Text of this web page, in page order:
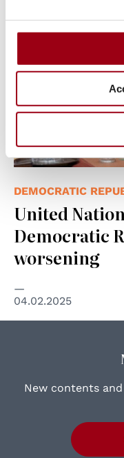
DEMOCRATIC
United
Democratic
worsening
04.02.2025
New contents